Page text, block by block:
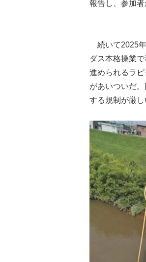
報告し、参加
続いて2025年
ダス本格操業
進められるラ
があいついだ
する規制が厳